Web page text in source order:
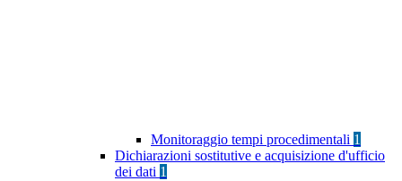
Monitoraggio tempi procedimentali 1
Dichiarazioni sostitutive e acquisizione d'ufficio
dei dati 1